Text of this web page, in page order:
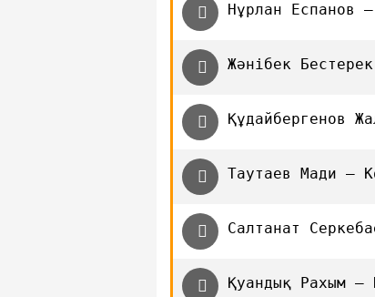
Нұрлан Еспанов
Жәнібек
Құдайбергенов
Таутаев Мади —
Салтанат
Қуандық Рахым —